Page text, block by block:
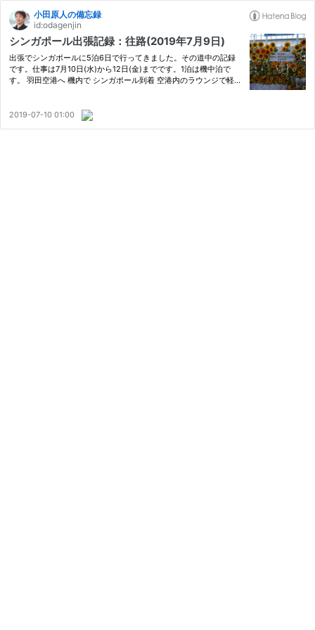
小田原人の備忘録
id:odagenjin
シンガポール出張記録：往路(2019年7月9日)
出張でシンガポールに5泊6日で行ってきました。その道中の記録
です。仕事は7月10日(水)から12日(金)までです。1泊は機中泊で
す。 羽田空港へ 機内で シンガポール到着 空港内のラウンジで軽食
2019-07-10 01:00